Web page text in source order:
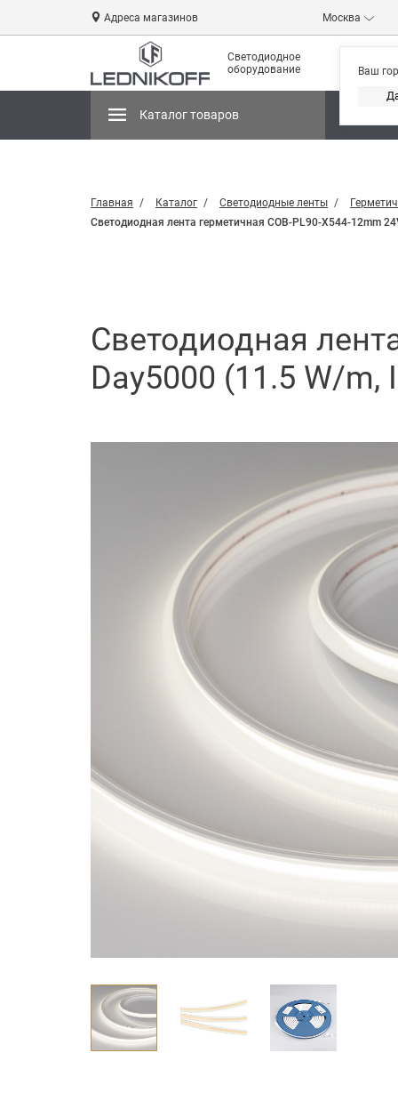
Адреса магазинов Москва
Ваш
Светодиодное
оборудование
Каталог товаров
Главная Каталог Светодиодные ленты
Светодиодная лента герметичная COB-PL90-X544-12mm
Светодиодная
Day5000 (11.5 W/m,